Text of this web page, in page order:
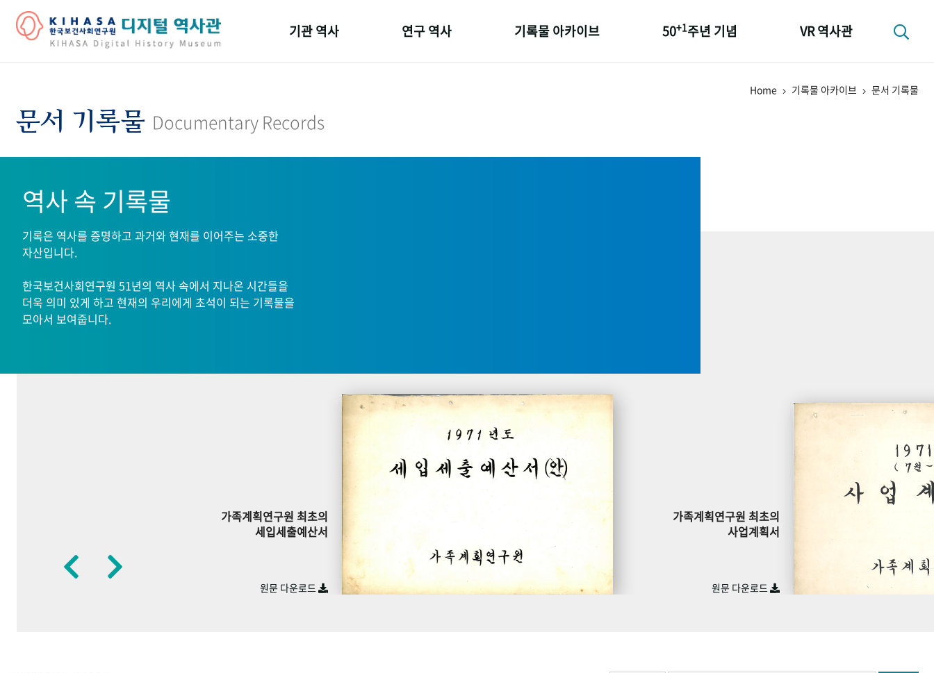
기관 역사
기관 변천사
연구 역사 기록물 아카이브 50+1주년 기념 VR 역사관
Home 기록물 아카이브 문서 기록물
문서 기록물 Documentary Records
역사 속 기록물
기록은 역사를 증명하고 과거와 현재를 이어주는 소중한
자산입니다.
한국보건사회연구원 51년의 역사 속에서 지나온 시간들을
더욱 의미 있게 하고 현재의 우리에게 초석이 되는 기록물을
모아서 보여줍니다.
가족계획연구원 최초의
세입세출예산서
원문 다운로드
가족계획연구원 최초의
사업계획서
원문 다운로드